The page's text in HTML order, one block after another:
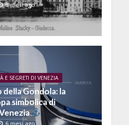
5 mesi ago
E SEGRETI DI VENEZIA
della Gondola: la
simbolica di
6 mesi ago